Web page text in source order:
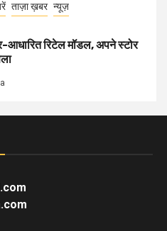
ताज़ा ख़बर न्यूज़
रिटेल मॉडल, अपने स्टोर